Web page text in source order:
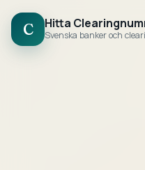
C Hitta
Svenska banker och